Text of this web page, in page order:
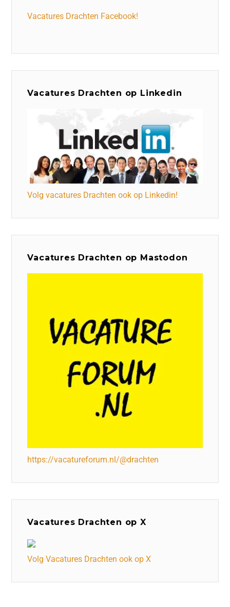
Vacatures Drachten Facebook!
Vacatures Drachten op Linkedin
Volg vacatures Drachten ook op Linkedin!
Vacatures Drachten op Mastodon
https://vacatureforum.nl/@drachten
Vacatures Drachten op X
Volg Vacatures Drachten ook op X